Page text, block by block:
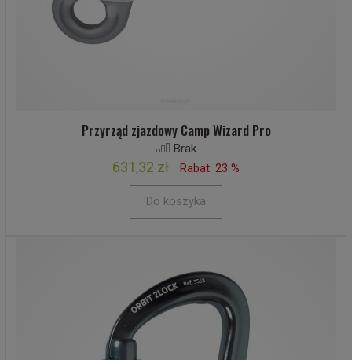
Przyrząd zjazdowy Camp Wizard Pro
Brak
631,32 zł Rabat: 23 %
Do koszyka